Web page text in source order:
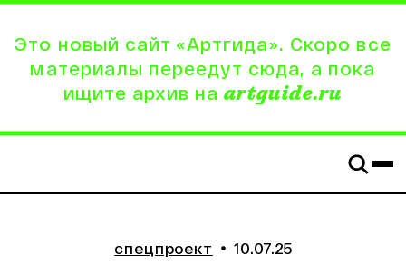
Это новый сайт «Артгида». Скоро все
материалы переедут сюда, а пока
ищите архив на artguide.ru
спецпроект 10.07.25